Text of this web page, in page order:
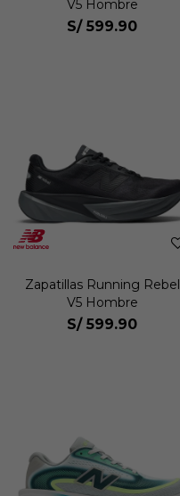
V5 Hombre
S/ 599.90
Zapatillas Running Rebel
V5 Hombre
S/ 599.90